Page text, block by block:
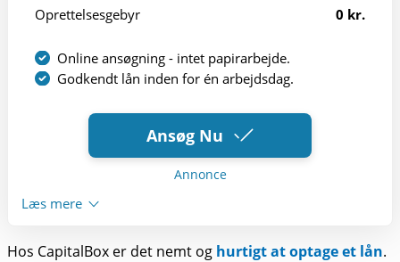
Oprettelsesgebyr
0 kr.
Online ansøgning - intet papirarbejde.
Godkendt lån inden for én arbejdsdag.
Ansøg Nu
Annonce
Læs mere
Hos CapitalBox er det nemt og hurtigt at optage et lån.